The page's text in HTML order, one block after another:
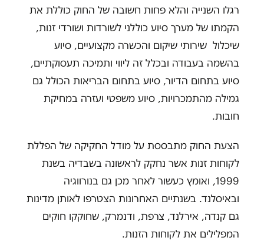
רגלו השנייה והלא פחות חשובה של החוק כוללת את
הקמתו של מערך סיוע כוללני לשורדות ושורדי זנות,
שיכלול שירותי שיקום והכשרה מקצועיים, סיוע
בהשמה בעבודה ובכלל זה ליווי ותמיכה תעסוקתיים,
סיוע בתחום הדיור, סיוע בתחום הבריאות הכולל גם
גמילה מהתמכרויות, סיוע משפטי ועזרה במחיקת
חובות.
הצעת החוק מתבססת על מודל החקיקה של הפללת
לקוחות זנות אשר נחקק לראשונה בשבדיה בשנת
1999, ואומץ כעשור לאחר מכן גם בנורווגיה
ובאיסלנד. בשנתיים האחרונות הצטרפו לאותן מדינות
גם קנדה, אירלנד, צרפת, ודנמרק, שחוקקו חוקים
המפלילים את לקוחות הזנות.